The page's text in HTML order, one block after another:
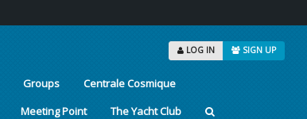
LOG IN SIGN UP
Groups
Centrale Cosmique
Meeting Point The Yacht Club